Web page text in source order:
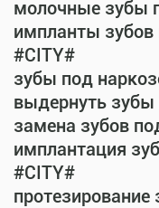
молочные зубы
импланты
#CITY#
зубы под
выдернуть
замена зубов
имплантация
#CITY#